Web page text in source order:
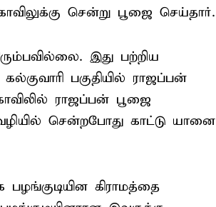
சென்று பூஜை செய்தார்.
இது பற்றிய
பகுதியில் ராஜப்பன்
ராஜப்பன் பூஜை
வழியில் சென்றபோது காட்டு யானை
கிராமத்தை